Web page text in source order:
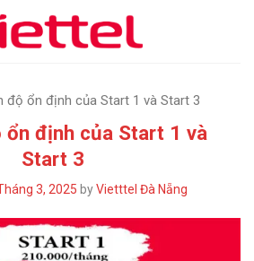
độ ổn định của Start 1 và Start 3
ổn định của Start 1 và
Start 3
3, 2025 byVietttel Đà Nẵng